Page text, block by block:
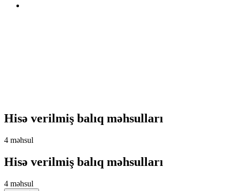
Hisə verilmiş balıq məhsulları
4 məhsul
Hisə verilmiş balıq məhsulları
4 məhsul